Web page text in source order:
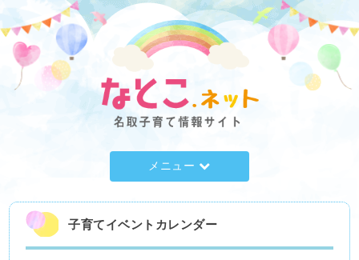
メニュー
子育てイベントカレンダー